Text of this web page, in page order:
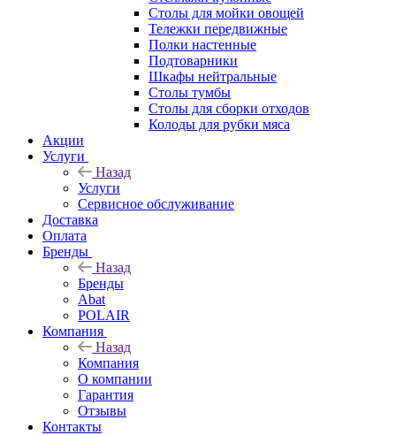
Столы для мойки овощей
Тележки передвижные
Полки настенные
Подтоварники
Шкафы нейтральные
Столы тумбы
Столы для сборки отходов
Колоды для рубки мяса
Акции
Услуги
Назад
Услуги
Сервисное обслуживание
Доставка
Оплата
Бренды
Назад
Бренды
Abat
POLAIR
Компания
Назад
Компания
О компании
Гарантия
Отзывы
Контакты